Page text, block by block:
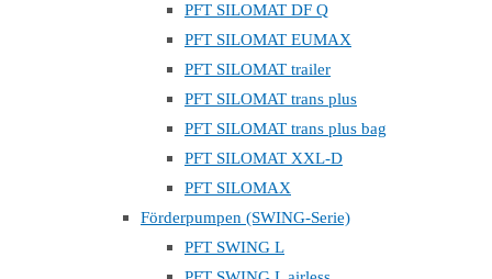
PFT SILOMAT DF Q
PFT SILOMAT EUMAX
PFT SILOMAT trailer
PFT SILOMAT trans plus
PFT SILOMAT trans plus bag
PFT SILOMAT XXL-D
PFT SILOMAX
Förderpumpen (SWING-Serie)
PFT SWING L